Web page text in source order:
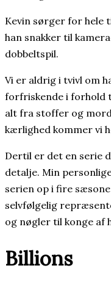
Kevin sørger for hele
han snakker til
dobbeltspil.
Vi er aldrig i tvivl om
forfriskende i forhold
alt fra stoffer og
kærlighed kommer vi
Dertil er det en serie
detalje. Min
serien op i fire
selvfølgelig
og nøgler til konge af
Billions